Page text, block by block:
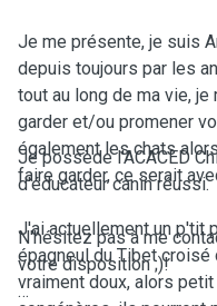
Je me présente, je suis
depuis toujours par les
tout au long de ma vie,
garder et/ou promener
également les chats
faire garder, ce serait
J'ai actuellement un p'tit
épagneul du Tibet
vraiment doux, alors
Je possède l'ACACED
d'éducateur canin réussi.
N'hésitez pas à me
votre disposition ;)!